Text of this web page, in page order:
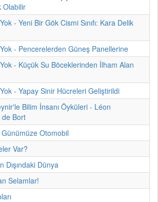
Olabilir
- Yeni Bir Gök Cismi Sınıfı: Kara Delik
- Pencerelerden Güneş Panellerine
- Küçük Su Böceklerinden İlham Alan
- Yapay Sinir Hücreleri Geliştirildi
Bilim İnsanı Öyküleri - Léon
de Bort
Otomobil
Var?
Dışındaki Dünya
Selamlar!